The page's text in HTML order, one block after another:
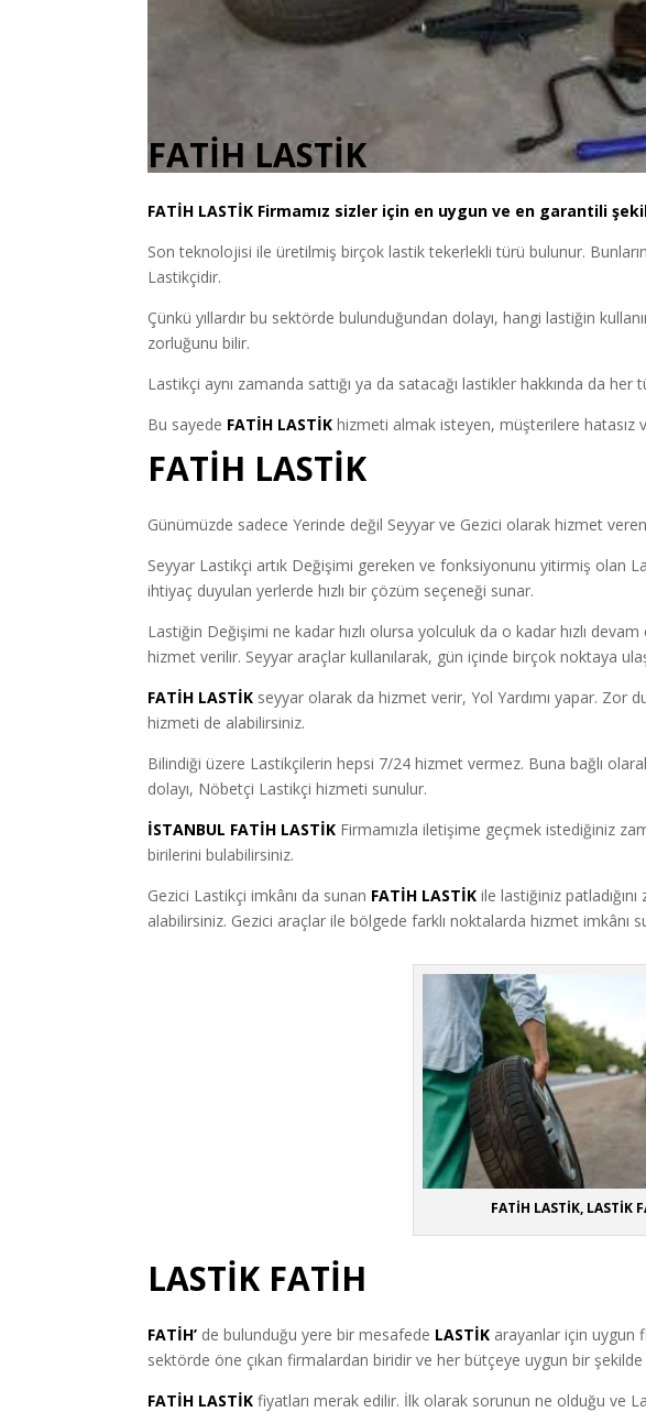
FATİH LASTİK
FATİH LASTİK Firmamız sizler için en uygun ve en garantili
Son teknolojisi ile üretilmiş birçok lastik tekerlekli türü bulunur.
Lastikçidir.
Çünkü yıllardır bu sektörde bulunduğundan dolayı, hangi lastiğin
zorluğunu bilir.
Lastikçi aynı zamanda sattığı ya da satacağı lastikler hakkında da her
Bu sayede FATİH LASTİK hizmeti almak isteyen, müşterilere hatasız
FATİH LASTİK
Günümüzde sadece Yerinde değil Seyyar ve Gezici olarak hizmet
Seyyar Lastikçi artık Değişimi gereken ve fonksiyonunu yitirmiş olan
ihtiyaç duyulan yerlerde hızlı bir çözüm seçeneği sunar.
Lastiğin Değişimi ne kadar hızlı olursa yolculuk da o kadar hızlı
hizmet verilir. Seyyar araçlar kullanılarak, gün içinde birçok noktaya
FATİH LASTİK seyyar olarak da hizmet verir, Yol Yardımı yapar. Zor
hizmeti de alabilirsiniz.
Bilindiği üzere Lastikçilerin hepsi 7/24 hizmet vermez. Buna bağlı
dolayı, Nöbetçi Lastikçi hizmeti sunulur.
İSTANBUL FATİH LASTİK Firmamızla iletişime geçmek istediğiniz
birilerini bulabilirsiniz.
Gezici Lastikçi imkânı da sunan FATİH LASTİK ile lastiğiniz
alabilirsiniz. Gezici araçlar ile bölgede farklı noktalarda hizmet imkânı
FATİH LASTİK, LASTİK
LASTİK FATİH
FATİH’ de bulunduğu yere bir mesafede LASTİK arayanlar için uygun
sektörde öne çıkan firmalardan biridir ve her bütçeye uygun bir
FATİH LASTİK fiyatları merak edilir. İlk olarak sorunun ne olduğu ve